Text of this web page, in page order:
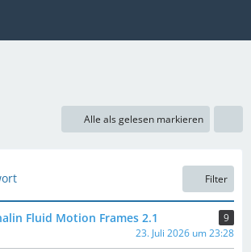
Alle als gelesen markieren
Filter
Fluid Motion Frames 2.1
9
23. Juli 2026 um 23:28